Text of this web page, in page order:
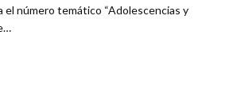
el número temático “Adolescencias y